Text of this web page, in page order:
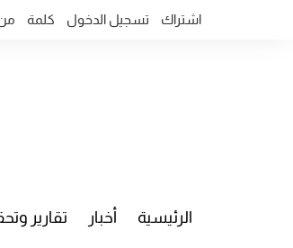
اشتراك تسجيل الدخول كلمة
الرئيسية أخبار تقارير